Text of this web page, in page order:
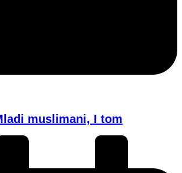
muslimani, I tom